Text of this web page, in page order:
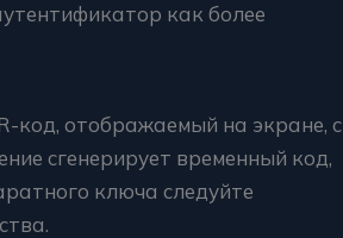
как более
код, отображаемый на экране, с
сгенерирует временный код,
ключа следуйте